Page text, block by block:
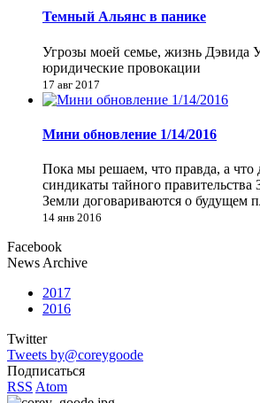
Темный Альянс в панике
Угрозы моей семье, жизнь Дэвида
юридические провокации
17 авг 2017
Мини обновление 1/14/2016
Пока мы решаем, что правда, а что
синдикаты тайного
Земли договариваются о будущем
14 янв 2016
Facebook
News Archive
2017
2016
Twitter
Tweets by@coreygoode
Подписаться
RSS Atom